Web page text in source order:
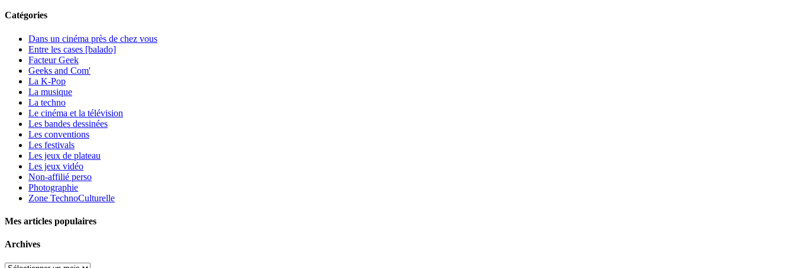
Catégories
Dans un cinéma près de chez vous
Entre les cases [balado]
Facteur Geek
Geeks and Com'
La K-Pop
La musique
La techno
Le cinéma et la télévision
Les bandes dessinées
Les conventions
Les festivals
Les jeux de plateau
Les jeux vidéo
Non-affilié perso
Photographie
Zone TechnoCulturelle
Mes articles populaires
Archives